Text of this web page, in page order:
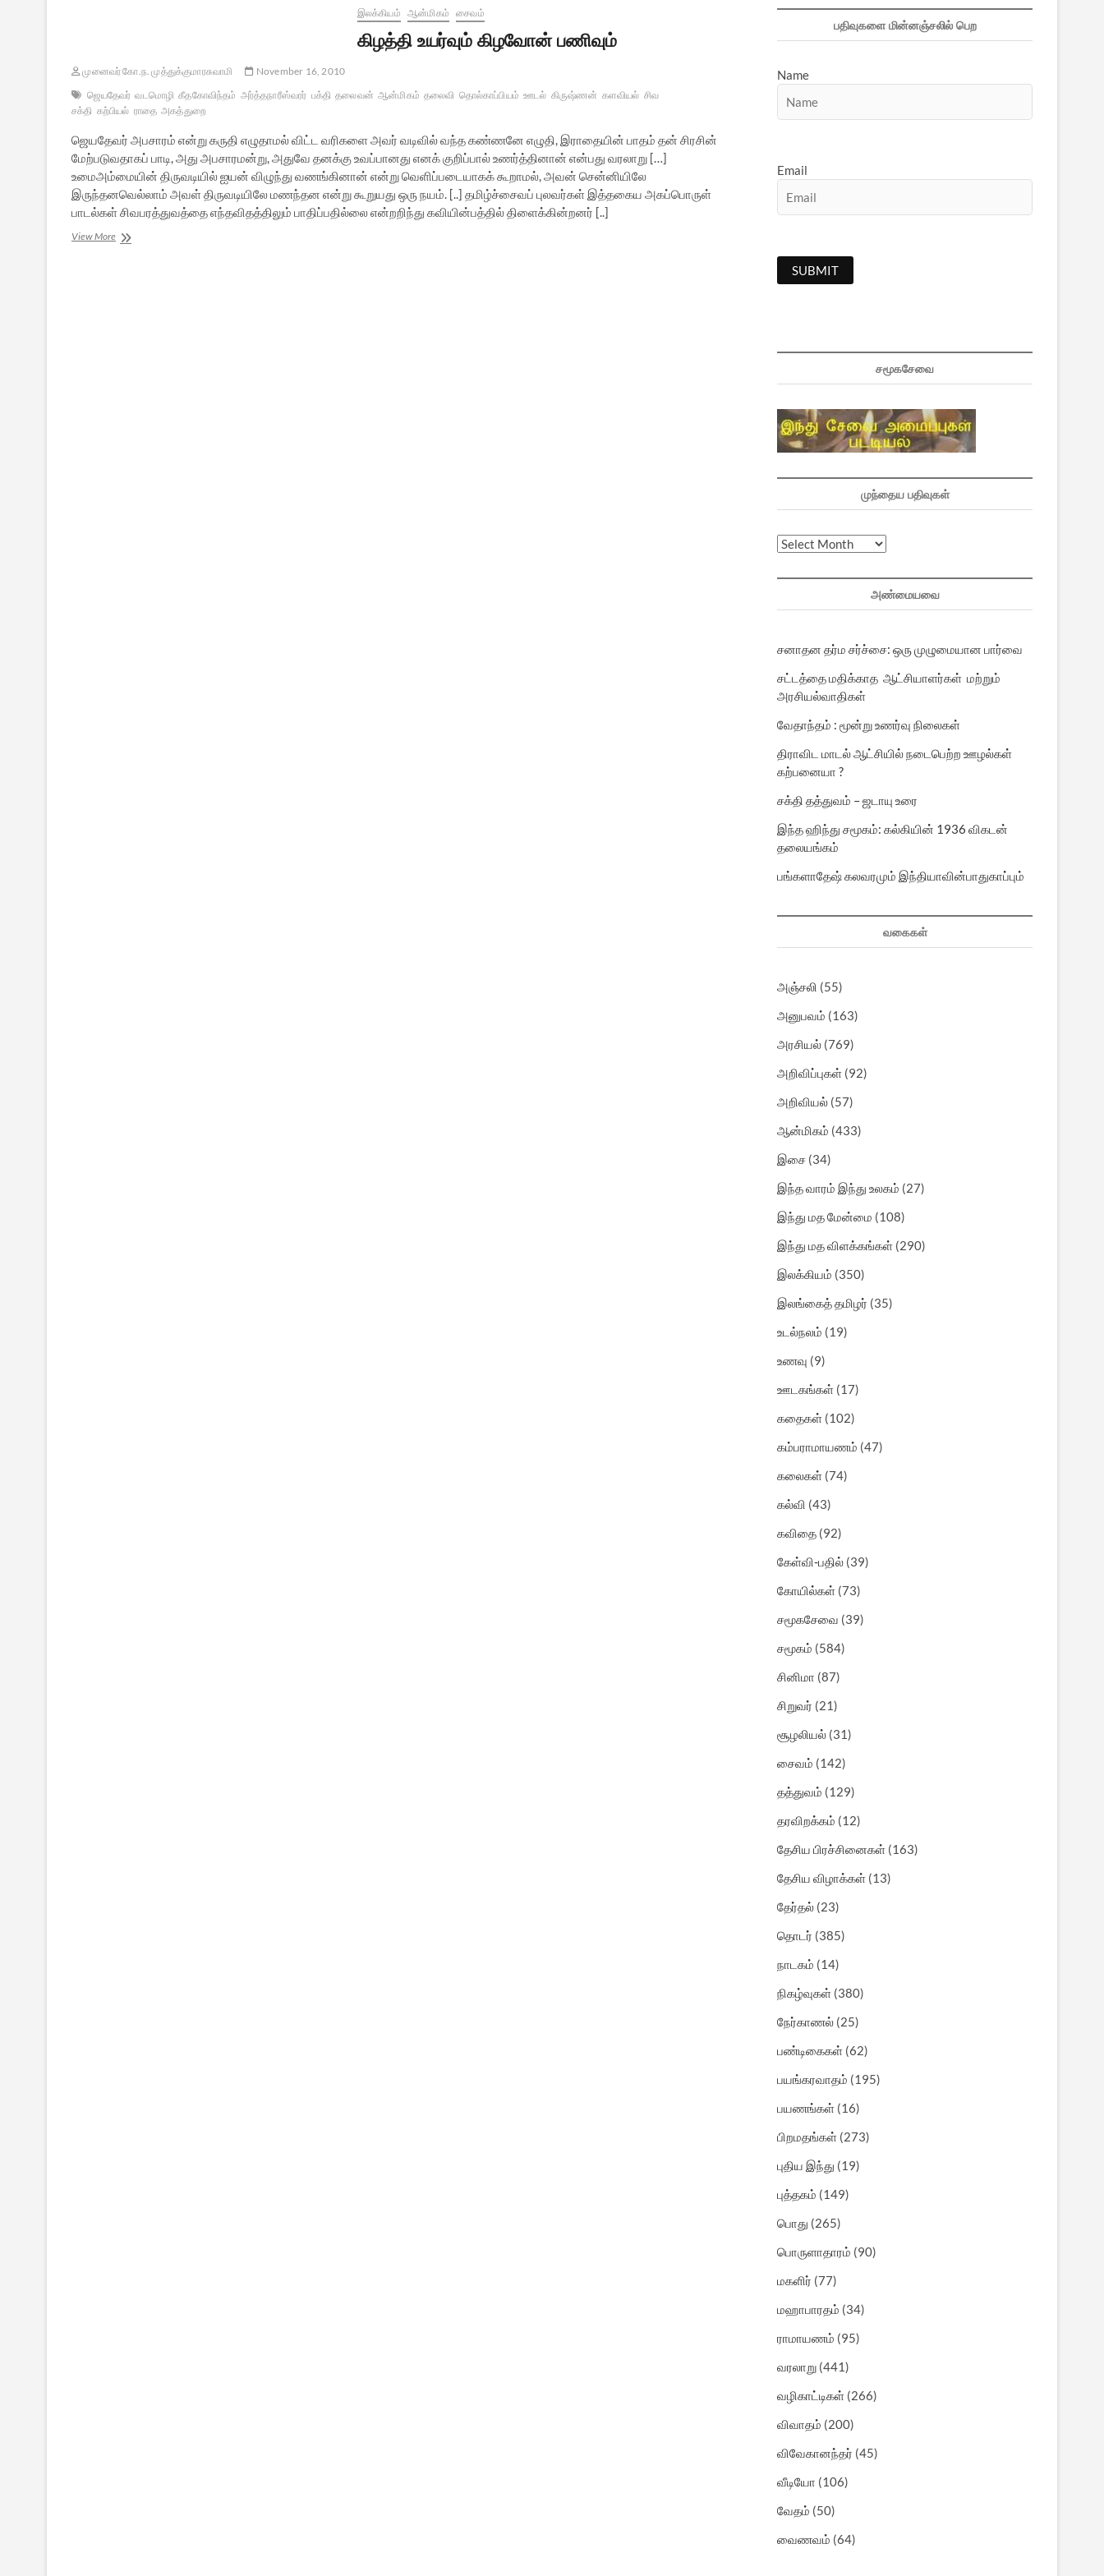
இலக்கியம் ஆன்மிகம் சைவம்
கிழத்தி உயர்வும் கிழவோன் பணிவும்
முனைவர் கோ.ந. முத்துக்குமாரசுவாமி
November 16, 2010
ஜெயதேவர் வடமொழி கீதகோவிந்தம் அர்த்தநாரீஸ்வரர் பக்தி தலைவன் ஆன்மிகம் தலைவி தொல்காப்பியம் ஊடல் கிருஷ்ணன் களவியல் சிவ
சக்தி கற்பியல் ராதை அகத்துறை
ஜெயதேவர் அபசாரம் என்று கருதி எழுதாமல் விட்ட வரிகளை அவர் வடிவில் வந்த கண்ணனே எழுதி, இராதையின் பாதம் தன் சிரசின்
மேற்படுவதாகப் பாடி, அது அபசாரமன்று, அதுவே தனக்கு உவப்பானது எனக் குறிப்பால் உணர்த்தினான் என்பது வரலாறு […]
உமைஅம்மையின் திருவடியில் ஐயன் விழுந்து வணங்கினான் என்று வெளிப்படையாகக் கூறாமல், அவன் சென்னியிலே
இருந்தனவெல்லாம் அவள் திருவடியிலே மணந்தன என்று கூறுயது ஒரு நயம். [..] தமிழ்ச்சைவப் புலவர்கள் இத்தகைய அகப்பொருள்
பாடல்கள் சிவபரத்துவத்தை எந்தவிதத்திலும் பாதிப்பதில்லை என்றறிந்து கவியின்பத்தில் திளைக்கின்றனர் [..]
View Moreகிழத்தி
பதிவுகளை மின்னஞ்சலில் பெற
Name
Email
சமூகசேவை
முந்தைய பதிவுகள்
முந்தைய
அண்மையவை
சனாதன தர்ம சர்ச்சை: ஒரு முழுமையான பார்வை
சட்டத்தை மதிக்காத ஆட்சியாளர்கள் மற்றும்
அரசியல்வாதிகள்
வேதாந்தம் : மூன்று உணர்வு நிலைகள்
திராவிட மாடல் ஆட்சியில் நடைபெற்ற ஊழல்கள்
கற்பனையா ?
சக்தி தத்துவம் – ஜடாயு உரை
இந்த ஹிந்து சமூகம்: கல்கியின் 1936 விகடன்
தலையங்கம்
பங்களாதேஷ் கலவரமும் இந்தியாவின்பாதுகாப்பும்
வகைகள்
அஞ்சலி (55)
அனுபவம் (163)
அரசியல் (769)
அறிவிப்புகள் (92)
அறிவியல் (57)
ஆன்மிகம் (433)
இசை (34)
இந்த வாரம் இந்து உலகம் (27)
இந்து மத மேன்மை (108)
இந்து மத விளக்கங்கள் (290)
இலக்கியம் (350)
இலங்கைத் தமிழர் (35)
உடல்நலம் (19)
உணவு (9)
ஊடகங்கள் (17)
கதைகள் (102)
கம்பராமாயணம் (47)
கலைகள் (74)
கல்வி (43)
கவிதை (92)
கேள்வி-பதில் (39)
கோயில்கள் (73)
சமூகசேவை (39)
சமூகம் (584)
சினிமா (87)
சிறுவர் (21)
சூழலியல் (31)
சைவம் (142)
தத்துவம் (129)
தரவிறக்கம் (12)
தேசிய பிரச்சினைகள் (163)
தேசிய விழாக்கள் (13)
தேர்தல் (23)
தொடர் (385)
நாடகம் (14)
நிகழ்வுகள் (380)
நேர்காணல் (25)
பண்டிகைகள் (62)
பயங்கரவாதம் (195)
பயணங்கள் (16)
பிறமதங்கள் (273)
புதிய இந்து (19)
புத்தகம் (149)
பொது (265)
பொருளாதாரம் (90)
மகளிர் (77)
மஹாபாரதம் (34)
ராமாயணம் (95)
வரலாறு (441)
வழிகாட்டிகள் (266)
விவாதம் (200)
விவேகானந்தர் (45)
வீடியோ (106)
வேதம் (50)
வைணவம் (64)